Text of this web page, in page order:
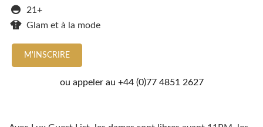
21+
Glam et à la mode
M'INSCRIRE
ou appeler au +44 (0)77 4851 2627